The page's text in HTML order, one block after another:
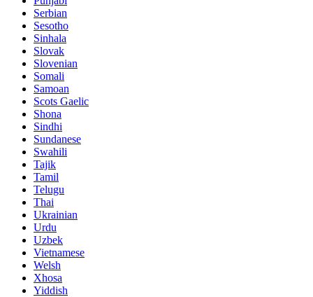
Serbian
Sesotho
Sinhala
Slovak
Slovenian
Somali
Samoan
Scots Gaelic
Shona
Sindhi
Sundanese
Swahili
Tajik
Tamil
Telugu
Thai
Ukrainian
Urdu
Uzbek
Vietnamese
Welsh
Xhosa
Yiddish